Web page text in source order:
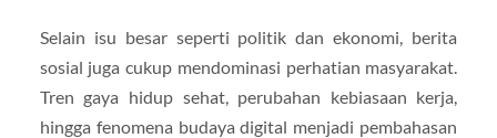
Selain isu besar seperti politik dan ekonomi, berita
sosial juga cukup mendominasi perhatian masyarakat.
Tren gaya hidup sehat, perubahan kebiasaan kerja,
hingga fenomena budaya digital menjadi pembahasan